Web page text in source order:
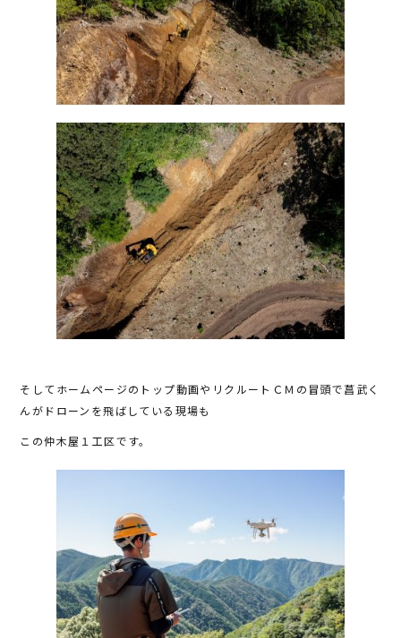
そしてホームページのトップ動画やリクルートＣＭの冒頭で菖武く
んがドローンを飛ばしている現場も
この仲木屋１工区です。